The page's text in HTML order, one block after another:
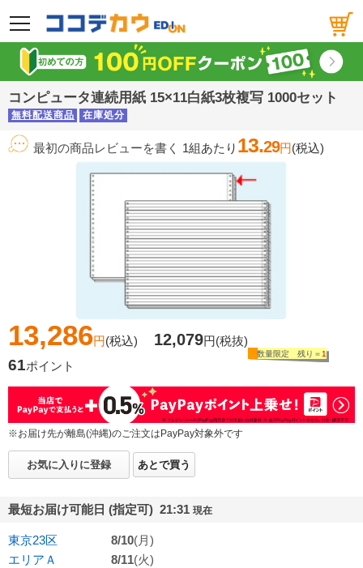
メニュー
コンピュータ連続用紙 15×11白紙3枚複写 1000セット
無料配送商品 在庫処分
最初の商品レビューを書く 1組あたり 13.29円(税込)
13,286円(税込) 12,079円(税抜)
61ポイント
数量限定 残り＝ 1
※お届け先が離島(沖縄)のご注文はPayPay対象外です
お気に入りに登録 あとで買う
最短お届け可能日 (指定可) 21:31 現在
東京23区 8/10(月)
エリアＡ
8/11(火)